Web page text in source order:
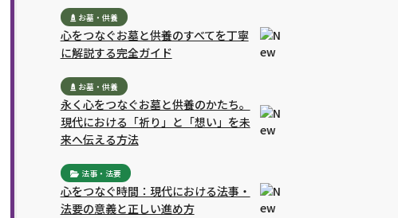
お墓・供養
心をつなぐお墓と供養のすべてを丁寧
に解説する完全ガイド
お墓・供養
永く心をつなぐお墓と供養のかたち。
現代における「祈り」と「想い」を未
来へ伝える方法
法事・法要
心をつなぐ時間：現代における法事・
法要の意義と正しい進め方